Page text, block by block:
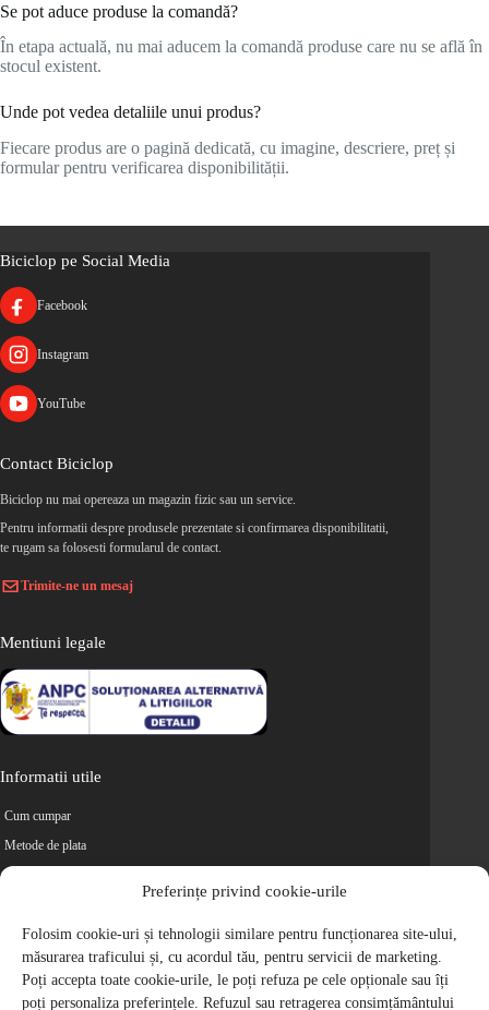
Preferințe privind cookie-urile
Folosim cookie-uri și tehnologii similare pentru funcționarea site-ului,
măsurarea traficului și, cu acordul tău, pentru servicii de marketing.
Poți accepta toate cookie-urile, le poți refuza pe cele opționale sau îți
poți personaliza preferințele. Refuzul sau retragerea consimțământului
Se pot aduce produse la comandă?
În etapa actuală, nu mai aducem la comandă produse care nu se află în
stocul existent.
Unde pot vedea detaliile unui produs?
Fiecare produs are o pagină dedicată, cu imagine, descriere, preț și
formular pentru verificarea disponibilității.
Biciclop pe Social Media
Facebook
Instagram
YouTube
Contact Biciclop
Biciclop nu mai opereaza un magazin fizic sau un service.
Pentru informatii despre produsele prezentate si confirmarea disponibilitatii,
te rugam sa folosesti formularul de contact.
Trimite-ne un mesaj
Mentiuni legale
Informatii utile
Cum cumpar
Metode de plata
Retur
Cariere
Politica de Confidentialitate